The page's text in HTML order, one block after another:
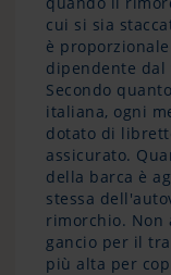
cui si sia
è
dipendente dal
Secondo
italiana, ogni
dotato di
assicurato.
della barca è
stessa
rimorchio. Non
gancio per il
più alta per